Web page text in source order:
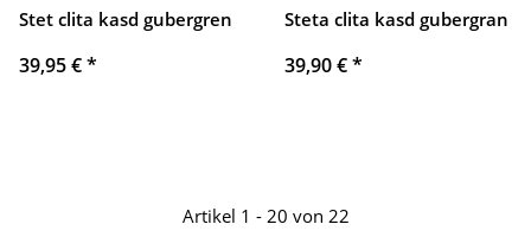
Stet clita kasd gubergren
39,95 €*
Steta clita kasd gubergran
39,90 €*
Artikel 1 - 20 von 22